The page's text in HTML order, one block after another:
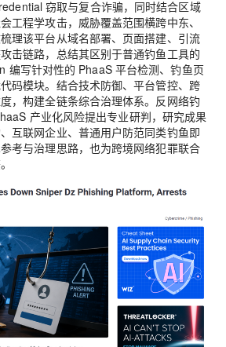
窃取与复合诈骗，同时结合区域
工程学攻击，威胁覆盖范围横跨中东、
理该平台从域名部署、页面搭建、引流
击链路，总结其区别于普通钓鱼工具的
编写针对性的 PhaaS 平台检测、钓鱼页
码模块。结合技术防御、平台管控、跨
，构建全链条综合治理体系。反网络钓
产业化风险提出专业研判，研究成果
互联网企业、普通用户防范同类钓鱼即
考与治理思路，也为跨境网络犯罪联合